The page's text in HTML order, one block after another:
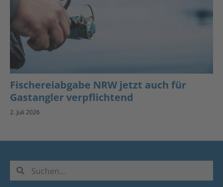
Fischereiabgabe NRW jetzt auch für
Gastangler verpflichtend
2. Juli 2026